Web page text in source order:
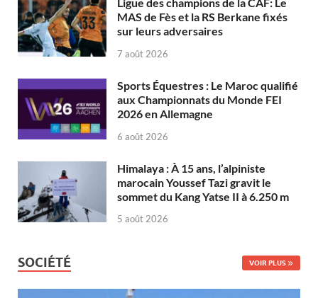
MAS de Fès et la RS Berkane fixés
sur leurs adversaires
7 août 2026
Sports Équestres : Le Maroc qualifié
aux Championnats du Monde FEI
2026 en Allemagne
6 août 2026
Himalaya : À 15 ans, l’alpiniste
marocain Youssef Tazi gravit le
sommet du Kang Yatse II à 6.250 m
5 août 2026
SOCIÉTÉ VOIR PLUS